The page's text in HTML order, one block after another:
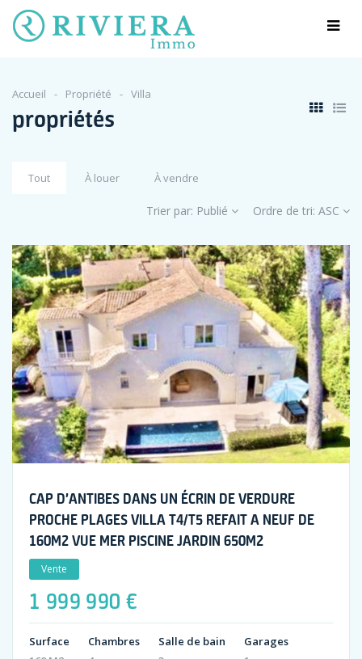
Accueil Propriété Villa
propriétés
Tout À louer À vendre
Trier par: Publié Ordre de tri: ASC
CAP D’ANTIBES DANS UN ÉCRIN DE VERDURE
PROCHE PLAGES VILLA T4/T5 REFAIT A NEUF DE
160M2 VUE MER PISCINE JARDIN 650M2
Vente
1 999 990 €
Surface
Chambres
Salle de bain
Garages